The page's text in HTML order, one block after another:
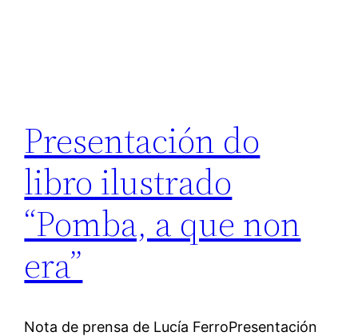
Presentación do
libro ilustrado
“Pomba, a que non
era”
Nota de prensa de Lucía FerroPresentación